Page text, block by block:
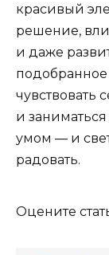
красивый
решение,
и даже
чувствовать
и
умом — и
радовать.
Оцените